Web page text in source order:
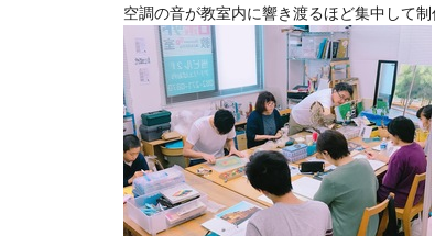
空調の音が教室内に響き渡るほど集中して制